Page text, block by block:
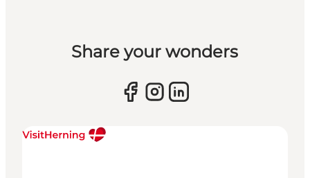
Share your wonders